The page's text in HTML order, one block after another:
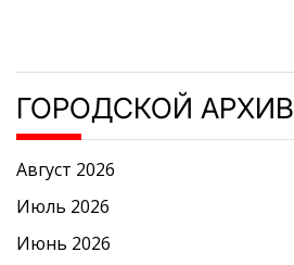
ГОРОДСКОЙ АРХИВ
Август 2026
Июль 2026
Июнь 2026